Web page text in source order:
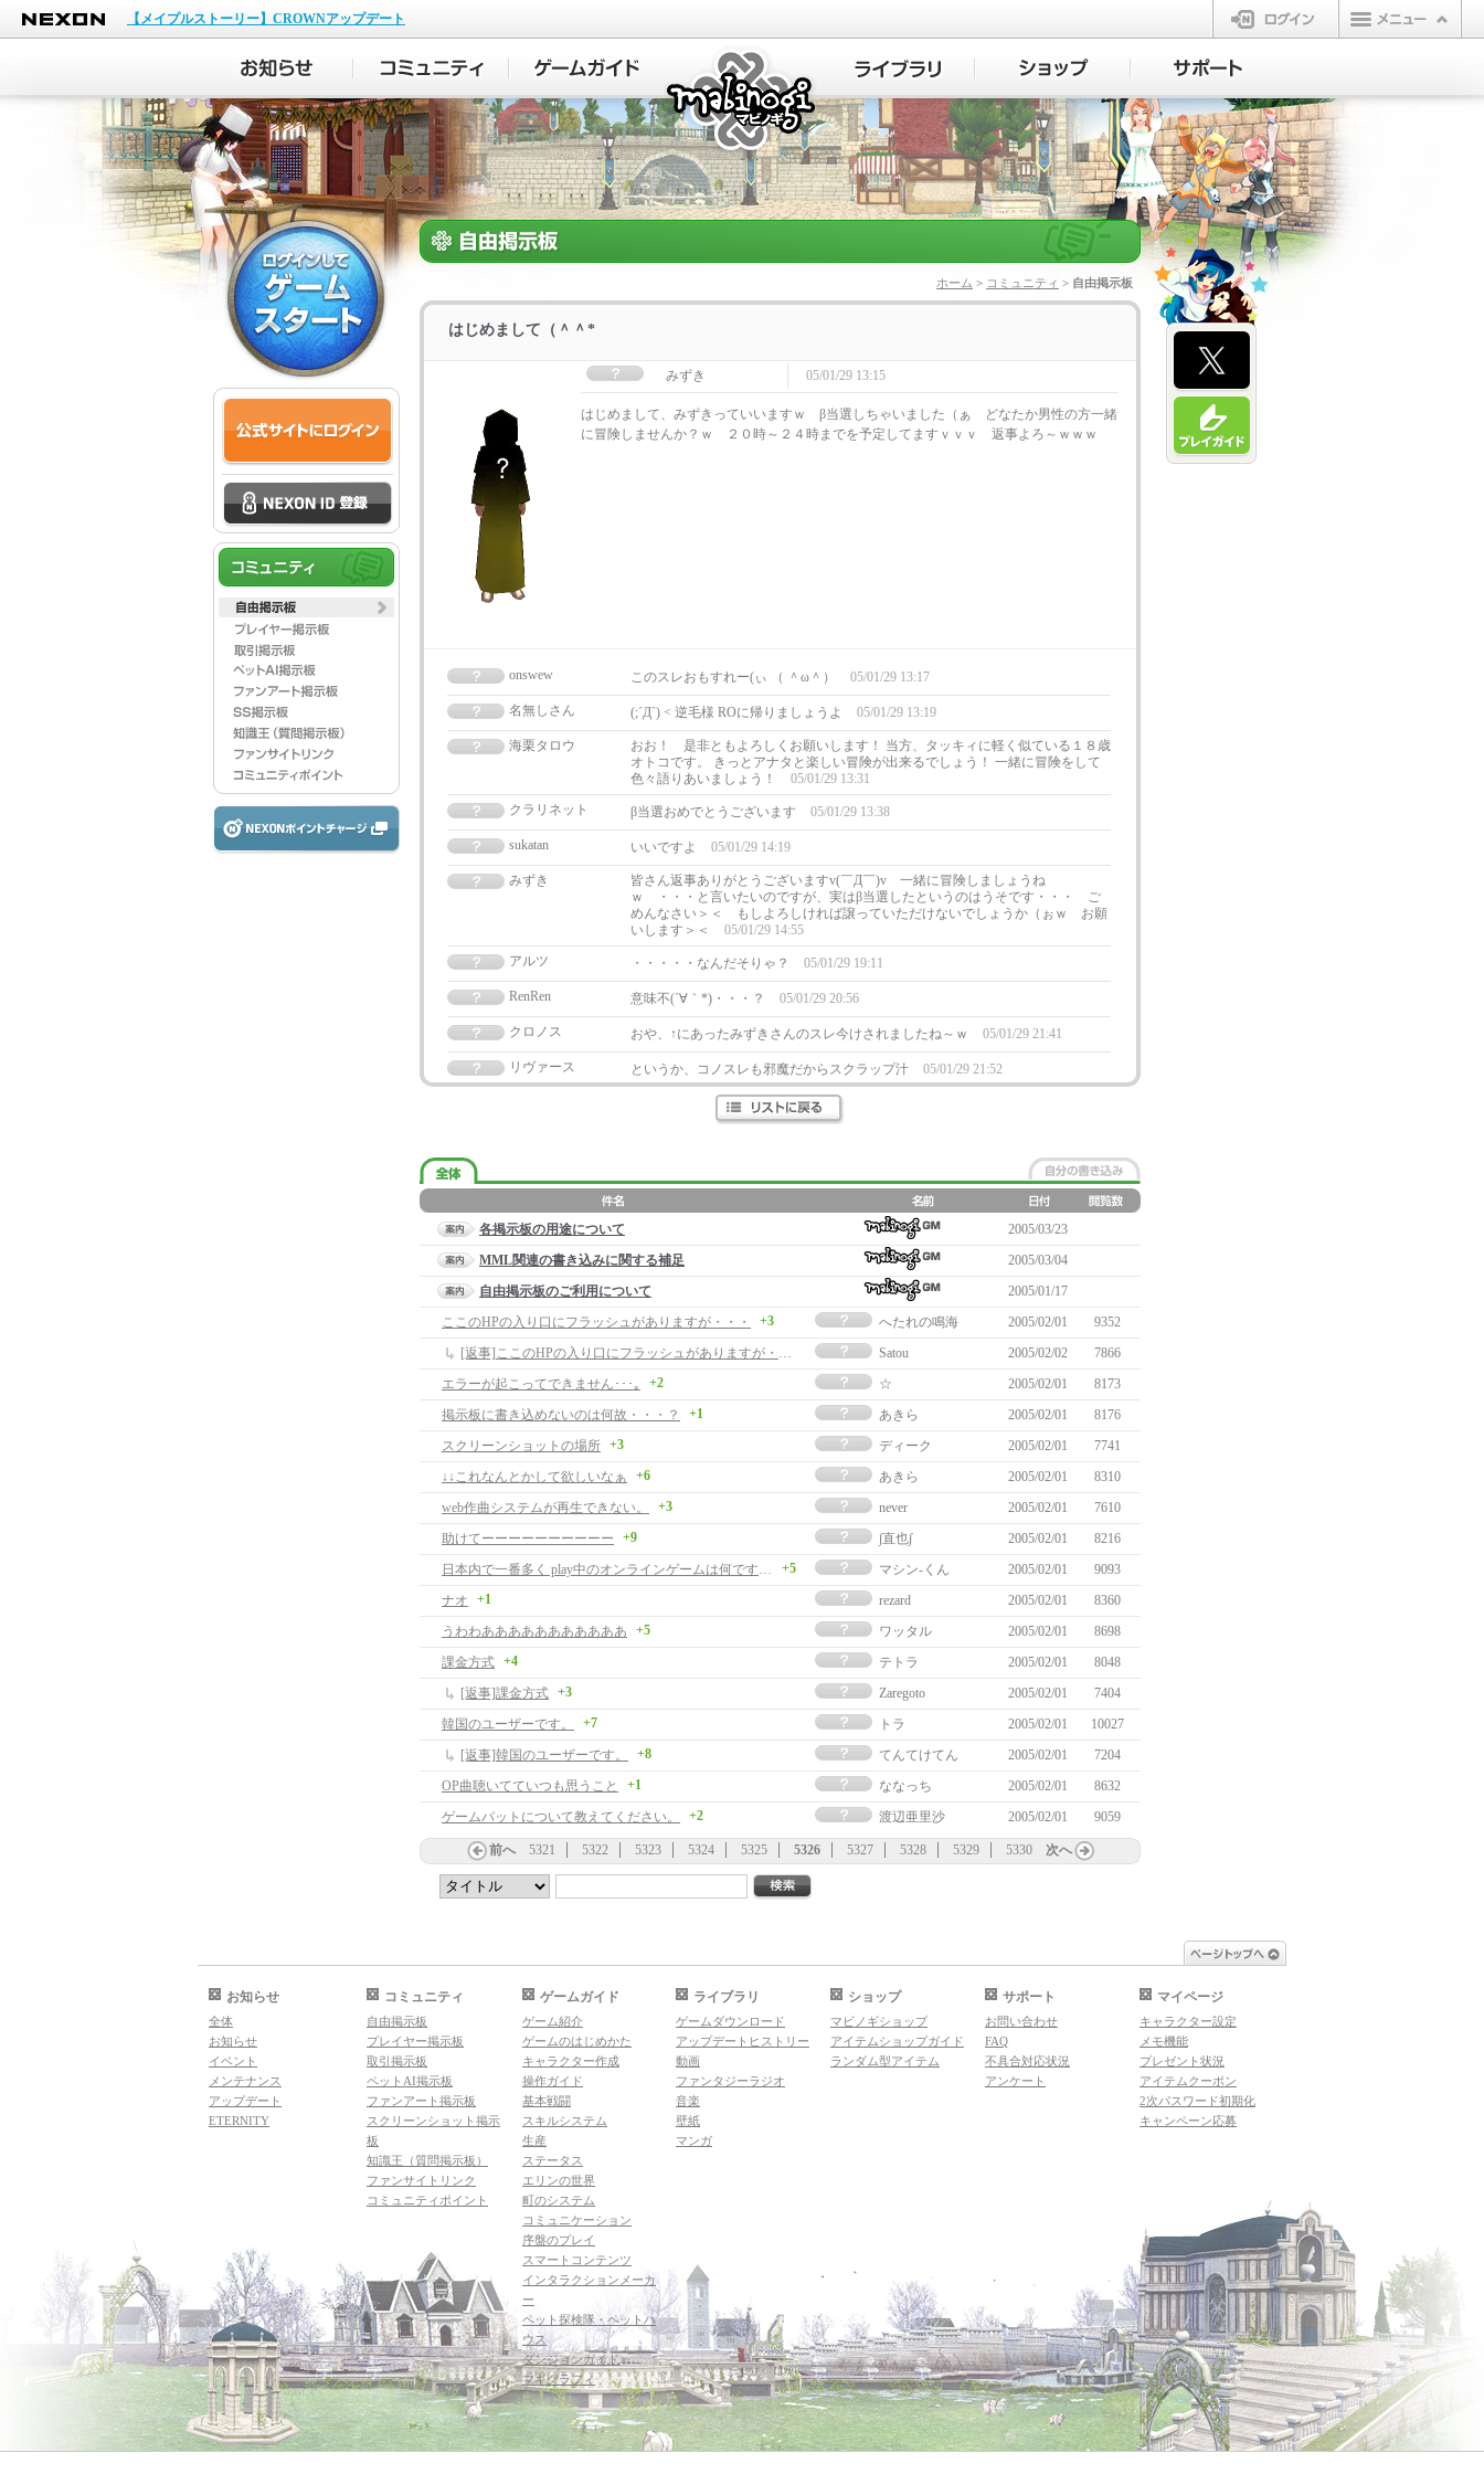
NEXON
【メイプルストーリー】CROWNアップデート
ログイン
マビノギ
ホーム > コミュニティ > 自由掲示板
はじめまして（＾＾*
みずき 05/01/29 13:15
はじめまして、みずきっていいますｗ β当選しちゃいました（ぁ どなたか男性の方一緒
に冒険しませんか？ｗ ２０時～２４時までを予定してますｖｖｖ 返事よろ～ｗｗｗ
onswew このスレおもすれー(ぃ （ ＾ω＾） 05/01/29 13:17
名無しさん (;´Д`) < 逆毛様 ROに帰りましょうよ 05/01/29 13:19
海栗タロウ
おお！ 是非ともよろしくお願いします！ 当方、タッキィに軽く似ている１８歳
オトコです。 きっとアナタと楽しい冒険が出来るでしょう！ 一緒に冒険をして
色々語りあいましょう！
05/01/29 13:31
クラリネット
β当選おめでとうございます 05/01/29 13:38
sukatan いいですよ 05/01/29 14:19
みずき
皆さん返事ありがとうございますv(￣Д￣)v 一緒に冒険しましょうね
ｗ ・・・と言いたいのですが、実はβ当選したというのはうそです・・・ ご
めんなさい＞＜ もしよろしければ譲っていただけないでしょうか（ぉｗ お願
いします＞＜
05/01/29 14:55
アルツ
・・・・・なんだそりゃ？ 05/01/29 19:11
RenRen 意味不(´∀｀*)・・・？ 05/01/29 20:56
クロノス おや、↑にあったみずきさんのスレ今けされましたね～ｗ 05/01/29 21:41
リヴァース というか、コノスレも邪魔だからスクラップ汁 05/01/29 21:52
各掲示板の用途について
2005/03/23
MML関連の書き込みに関する補足
2005/03/04
自由掲示板のご利用について
2005/01/17
ここのHPの入り口にフラッシュがありますが・・・
+3 へたれの鳴海 2005/02/01
9352
[返事]ここのHPの入り口にフラッシュがありますが・・・
Satou 2005/02/02
7866
エラーが起こってできません･･･｡
+2 ☆ 2005/02/01
8173
掲示板に書き込めないのは何故・・・？
+1 あきら 2005/02/01
8176
スクリーンショットの場所 +3 ディーク 2005/02/01
7741
↓↓これなんとかして欲しいなぁ
+6 あきら 2005/02/01
8310
web作曲システムが再生できない。
+3 never 2005/02/01
7610
助けてーーーーーーーーーー
+9 ∫直也∫ 2005/02/01
8216
日本内で一番多く play中のオンラインゲームは何ですか?
+5 マシン-くん 2005/02/01
9093
ナオ
+1 rezard 2005/02/01
8360
うわわあああああああああああ
+5 ワッタル 2005/02/01
8698
課金方式 +4 テトラ 2005/02/01
8048
[返事]課金方式 +3 Zaregoto 2005/02/01
7404
韓国のユーザーです。
+7 トラ 2005/02/01
10027
[返事]韓国のユーザーです。
+8 てんてけてん 2005/02/01
7204
OP曲聴いてていつも思うこと
+1 ななっち 2005/02/01
8632
ゲームパットについて教えてください。
+2 渡辺亜里沙 2005/02/01 9059
前へ 5321 5322 5323 5324 5325 5326 5327 5328 5329 5330 次へ
お知らせ
全体
お知らせ
イベント
メンテナンス
アップデート
ETERNITY
コミュニティ
自由掲示板
プレイヤー掲示板
取引掲示板
ペットAI掲示板
ファンアート掲示板
スクリーンショット掲示
板
知識王（質問掲示板）
ファンサイトリンク
コミュニティポイント
ゲームガイド
ゲーム紹介
ゲームのはじめかた
キャラクター作成
操作ガイド
基本戦闘
スキルシステム
生産
ステータス
エリンの世界
町のシステム
コミュニケーション
序盤のプレイ
スマートコンテンツ
インタラクションメーカ
ー
ペット探検隊・ペットハ
ウス
ダンジョンガイド
マギグラフィ
ライブラリ
ゲームダウンロード
アップデートヒストリー
動画
ファンタジーラジオ
音楽
壁紙
マンガ
ショップ
マビノギショップ
アイテムショップガイド
ランダム型アイテム
サポート
お問い合わせ
FAQ
不具合対応状況
アンケート
マイページ
キャラクター設定
メモ機能
プレゼント状況
アイテムクーポン
2次パスワード初期化
キャンペーン応募